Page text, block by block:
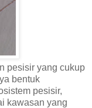
pesisir yang cukup
bentuk
pesisir,
kawasan yang